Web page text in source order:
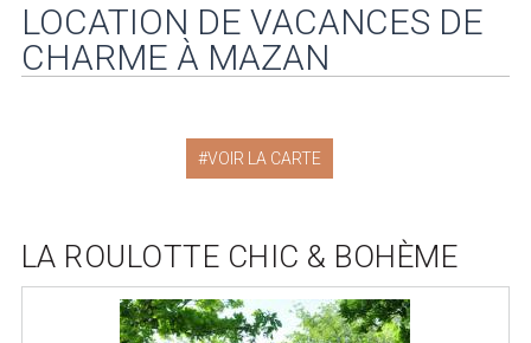
LOCATION DE VACANCES DE
CHARME À MAZAN
VOIR LA CARTE
LA ROULOTTE CHIC & BOHÈME